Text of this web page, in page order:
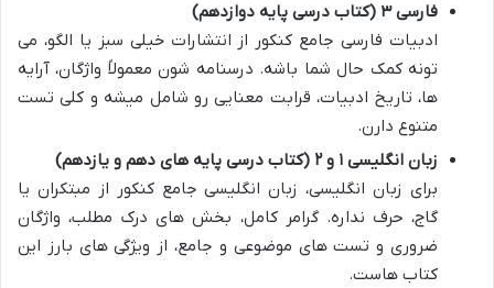
فارسی ۳ (کتاب درسی پایه دوازدهم)
ادبیات فارسی جامع کنکور از انتشارات خیلی سبز یا الگو، می
تونه کمک حال شما باشه. درسنامه شون معمولاً واژگان، آرایه
ها، تاریخ ادبیات، قرابت معنایی رو شامل میشه و کلی تست
متنوع دارن.
زبان انگلیسی ۱ و ۲ (کتاب درسی پایه های دهم و یازدهم)
برای زبان انگلیسی، زبان انگلیسی جامع کنکور از مبتکران یا
گاج، حرف نداره. گرامر کامل، بخش های درک مطلب، واژگان
ضروری و تست های موضوعی و جامع، از ویژگی های بارز این
کتاب هاست.